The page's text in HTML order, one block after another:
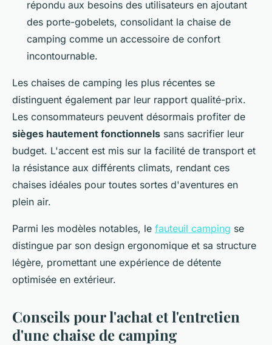
répondu aux besoins des utilisateurs en ajoutant
des porte-gobelets, consolidant la chaise de
camping comme un accessoire de confort
incontournable.
Les chaises de camping les plus récentes se
distinguent également par leur rapport qualité-prix.
Les consommateurs peuvent désormais profiter de
sièges hautement fonctionnels sans sacrifier leur
budget. L'accent est mis sur la facilité de transport et
la résistance aux différents climats, rendant ces
chaises idéales pour toutes sortes d'aventures en
plein air.
Parmi les modèles notables, le fauteuil camping se
distingue par son design ergonomique et sa structure
légère, promettant une expérience de détente
optimisée en extérieur.
Conseils pour l'achat et l'entretien
d'une chaise de camping